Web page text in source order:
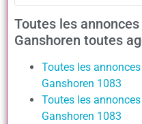
Toutes les
Ganshoren toutes
Toutes les
Ganshoren 1083
Toutes les
Ganshoren 1083